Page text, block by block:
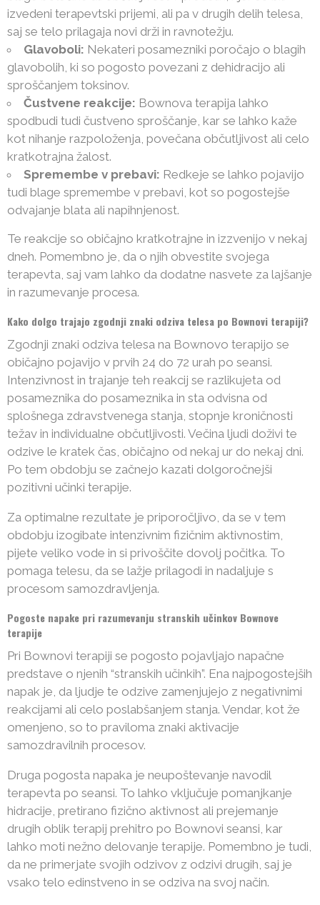
izvedeni terapevtski prijemi, ali pa v drugih delih telesa,
saj se telo prilagaja novi drži in ravnotežju.
Glavoboli: Nekateri posamezniki poročajo o blagih
glavobolih, ki so pogosto povezani z dehidracijo ali
sproščanjem toksinov.
Čustvene reakcije: Bownova terapija lahko
spodbudi tudi čustveno sproščanje, kar se lahko kaže
kot nihanje razpoloženja, povečana občutljivost ali celo
kratkotrajna žalost.
Spremembe v prebavi: Redkeje se lahko pojavijo
tudi blage spremembe v prebavi, kot so pogostejše
odvajanje blata ali napihnjenost.
Te reakcije so običajno kratkotrajne in izzvenijo v nekaj
dneh. Pomembno je, da o njih obvestite svojega
terapevta, saj vam lahko da dodatne nasvete za lajšanje
in razumevanje procesa.
Kako dolgo trajajo zgodnji znaki odziva telesa po Bownovi terapiji?
Zgodnji znaki odziva telesa na Bownovo terapijo se
običajno pojavijo v prvih 24 do 72 urah po seansi.
Intenzivnost in trajanje teh reakcij se razlikujeta od
posameznika do posameznika in sta odvisna od
splošnega zdravstvenega stanja, stopnje kroničnosti
težav in individualne občutljivosti. Večina ljudi doživi te
odzive le kratek čas, običajno od nekaj ur do nekaj dni.
Po tem obdobju se začnejo kazati dolgoročnejši
pozitivni učinki terapije.
Za optimalne rezultate je priporočljivo, da se v tem
obdobju izogibate intenzivnim fizičnim aktivnostim,
pijete veliko vode in si privoščite dovolj počitka. To
pomaga telesu, da se lažje prilagodi in nadaljuje s
procesom samozdravljenja.
Pogoste napake pri razumevanju stranskih učinkov Bownove
terapije
Pri Bownovi terapiji se pogosto pojavljajo napačne
predstave o njenih “stranskih učinkih”. Ena najpogostejših
napak je, da ljudje te odzive zamenjujejo z negativnimi
reakcijami ali celo poslabšanjem stanja. Vendar, kot že
omenjeno, so to praviloma znaki aktivacije
samozdravilnih procesov.
Druga pogosta napaka je neupoštevanje navodil
terapevta po seansi. To lahko vključuje pomanjkanje
hidracije, pretirano fizično aktivnost ali prejemanje
drugih oblik terapij prehitro po Bownovi seansi, kar
lahko moti nežno delovanje terapije. Pomembno je tudi,
da ne primerjate svojih odzivov z odzivi drugih, saj je
vsako telo edinstveno in se odziva na svoj način.